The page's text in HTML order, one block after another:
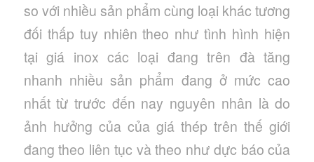
so với nhiều sản phẩm cùng loại khác tương
đối thấp tuy nhiên theo như tình hình hiện
tại giá inox các loại đang trên đà tăng
nhanh nhiều sản phẩm đang ở mức cao
nhất từ trước đến nay nguyên nhân là do
ảnh hưởng của của giá thép trên thế giới
đang theo liên tục và theo như dực báo của